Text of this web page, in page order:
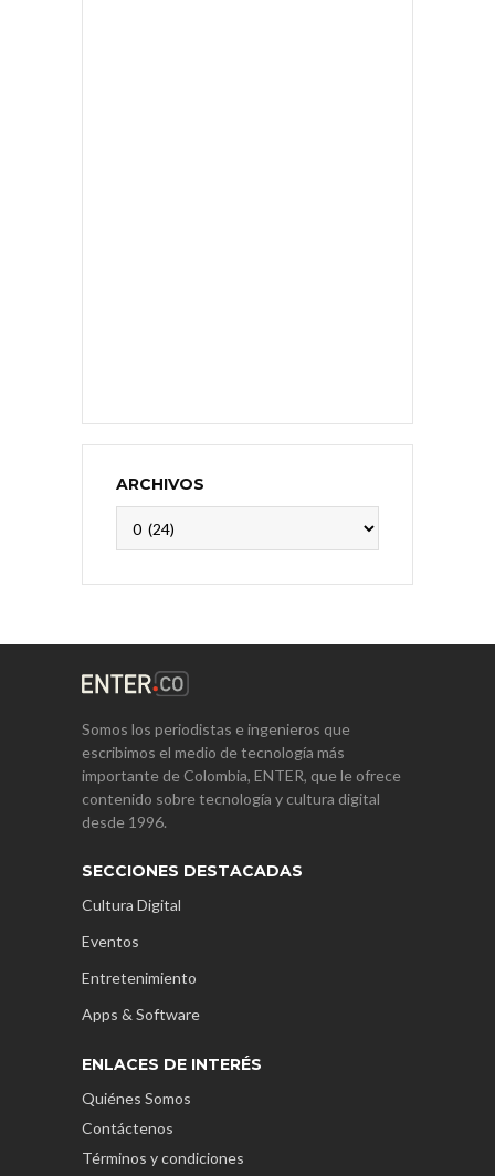
ARCHIVOS
Somos los periodistas e ingenieros que
escribimos el medio de tecnología más
importante de Colombia, ENTER, que le ofrece
contenido sobre tecnología y cultura digital
desde 1996.
SECCIONES DESTACADAS
Cultura Digital
Eventos
Entretenimiento
Apps & Software
ENLACES DE INTERÉS
Quiénes Somos
Contáctenos
Términos y condiciones